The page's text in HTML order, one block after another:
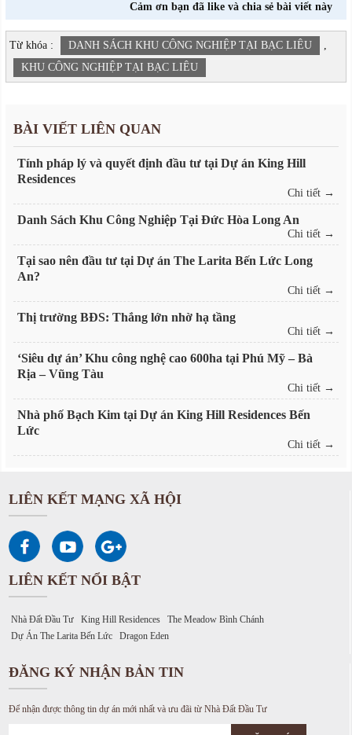
Cảm ơn bạn đã like và chia sẻ bài viết này
Từ khóa : DANH SÁCH KHU CÔNG NGHIỆP TẠI BẠC LIÊU
,
KHU CÔNG NGHIỆP TẠI BẠC LIÊU
BÀI VIẾT LIÊN QUAN
Tính pháp lý và quyết định đầu tư tại Dự án King Hill
Residences
Chi tiết →
Danh Sách Khu Công Nghiệp Tại Đức Hòa Long An
Chi tiết →
Tại sao nên đầu tư tại Dự án The Larita Bến Lức Long
An?
Chi tiết →
Thị trường BĐS: Thắng lớn nhờ hạ tầng
Chi tiết →
‘Siêu dự án’ Khu công nghệ cao 600ha tại Phú Mỹ – Bà
Rịa – Vũng Tàu
Chi tiết →
Nhà phố Bạch Kim tại Dự án King Hill Residences Bến
Lức
Chi tiết →
LIÊN KẾT MẠNG XÃ HỘI
LIÊN KẾT NỔI BẬT
Nhà Đất Đầu Tư King Hill Residences
The Meadow Bình Chánh
Dự Án The Larita Bến Lức
Dragon Eden
ĐĂNG KÝ NHẬN BẢN TIN
Để nhận được thông tin dự án mới nhất và ưu đãi từ Nhà Đất Đầu Tư